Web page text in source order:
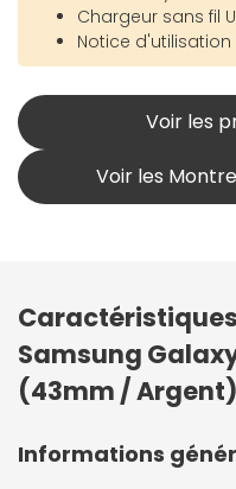
Chargeur sans fil
Notice d'utilisation
Voir les
Voir les
Samsung
(43mm / Argent)
Informations